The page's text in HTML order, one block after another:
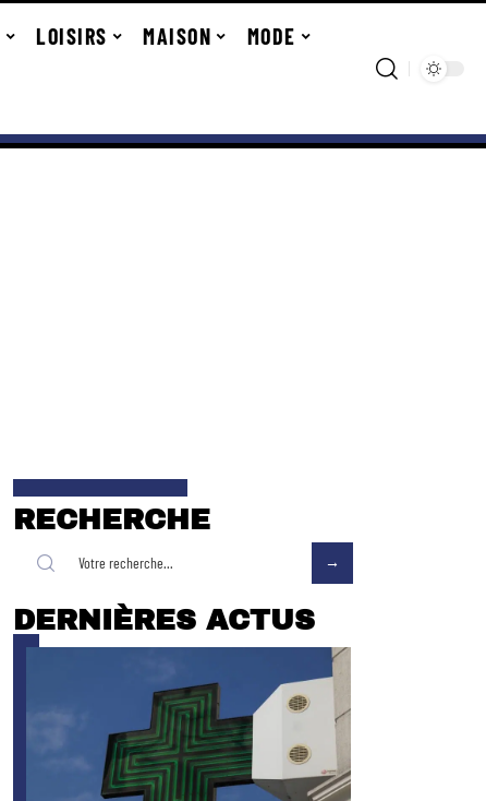
LOISIRS MAISON MODE
RECHERCHE
DERNIÈRES ACTUS